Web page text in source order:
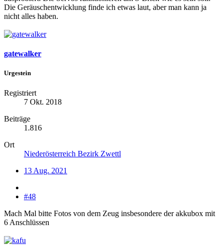
Die Geräuschentwicklung finde ich etwas laut, aber man kann ja
nicht alles haben.
gatewalker
Urgestein
Registriert
7 Okt. 2018
Beiträge
1.816
Ort
Niederösterreich Bezirk Zwettl
13 Aug. 2021
#48
Mach Mal bitte Fotos von dem Zeug insbesondere der akkubox mit
6 Anschlüssen